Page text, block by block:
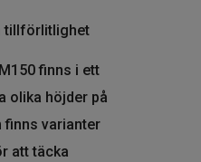
tillförlitlighet
finns i ett
olika höjder på
finns varianter
att täcka